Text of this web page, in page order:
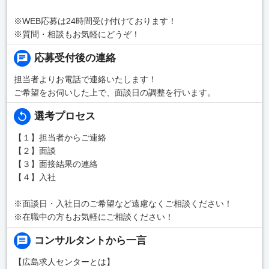
※WEB応募は24時間受け付けております！
※質問・相談もお気軽にどうぞ！
応募受付後の連絡
担当者よりお電話で連絡いたします！
ご希望をお伺いした上で、面談日の調整を行います。
選考プロセス
【１】担当者からご連絡
【２】面談
【３】面接結果の連絡
【４】入社
※面談日・入社日のご希望など遠慮なくご相談ください！
※在職中の方もお気軽にご相談ください！
コンサルタントから一言
【広島求人センターとは】